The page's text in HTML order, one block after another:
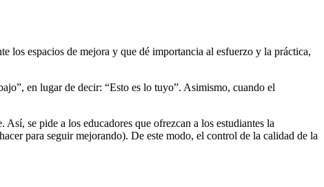
los espacios de mejora y que dé importancia al esfuerzo y la práctica,
en lugar de decir: “Esto es lo tuyo”. Asimismo, cuando el
se pide a los educadores que ofrezcan a los estudiantes la
para seguir mejorando). De este modo, el control de la calidad de la